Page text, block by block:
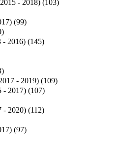
- 2018) (103)
(99)
)
- 2016) (145)
)
- 2019) (109)
- 2017) (107)
- 2020) (112)
(97)